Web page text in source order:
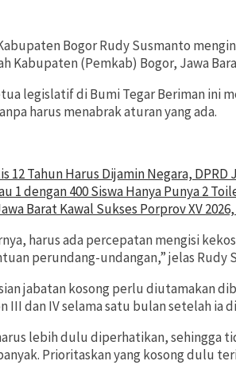
Bogor Rudy Susmanto
Kabupaten (Pemkab) Bogor, Jawa
legislatif di Bumi Tegar Beriman ini
harus menabrak aturan yang ada.
12 Tahun Harus Dijamin Negara,
1 dengan 400 Siswa Hanya Punya 2
Barat Kawal Sukses Porprov XV
harus ada percepatan mengisi
perundang-undangan,” jelas Rudy
jabatan kosong perlu diutamakan
III dan IV selama satu bulan setelah ia
lebih dulu diperhatikan, sehingga
Prioritaskan yang kosong dulu